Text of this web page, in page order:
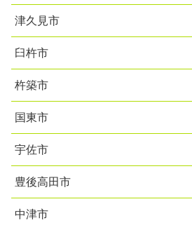
津久見市
臼杵市
杵築市
国東市
宇佐市
豊後高田市
中津市